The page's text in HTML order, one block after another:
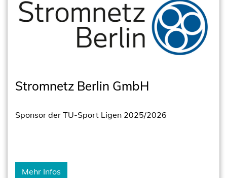
Stromnetz Berlin GmbH
Sponsor der TU-Sport Ligen 2025/2026
Mehr Infos